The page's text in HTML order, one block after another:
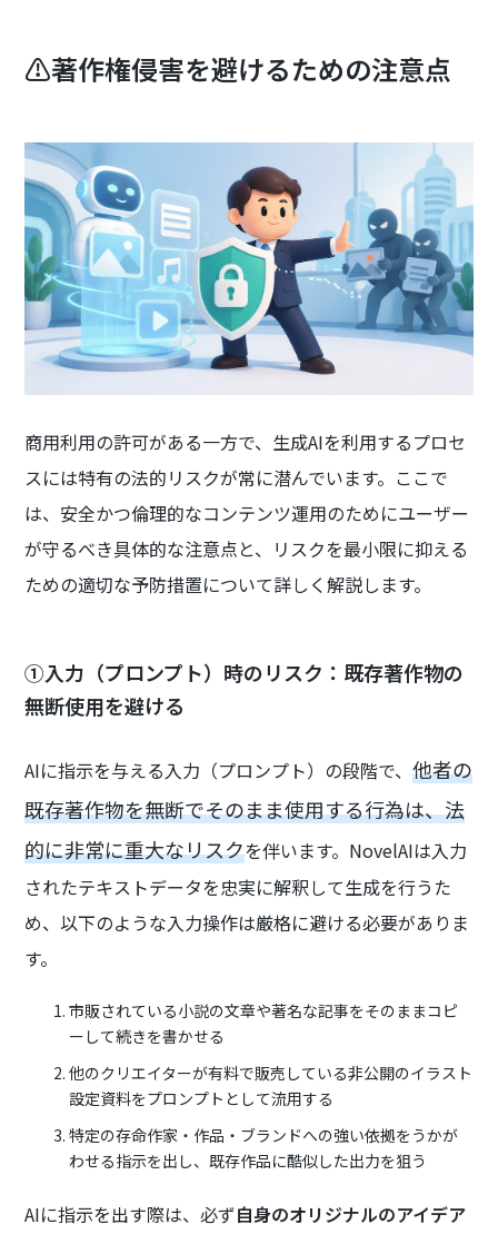
⚠️著作権侵害を避けるための注意点
商用利用の許可がある一方で、生成AIを利用するプロセ
スには特有の法的リスクが常に潜んでいます。ここで
は、安全かつ倫理的なコンテンツ運用のためにユーザー
が守るべき具体的な注意点と、リスクを最小限に抑える
ための適切な予防措置について詳しく解説します。
①入力（プロンプト）時のリスク：既存著作物の
無断使用を避ける
AIに指示を与える入力（プロンプト）の段階で、他者の
既存著作物を無断でそのまま使用する行為は、法
的に非常に重大なリスクを伴います。NovelAIは入力
されたテキストデータを忠実に解釈して生成を行うた
め、以下のような入力操作は厳格に避ける必要がありま
す。
市販されている小説の文章や著名な記事をそのままコピ
ーして続きを書かせる
他のクリエイターが有料で販売している非公開のイラスト
設定資料をプロンプトとして流用する
特定の存命作家・作品・ブランドへの強い依拠をうかが
わせる指示を出し、既存作品に酷似した出力を狙う
AIに指示を出す際は、必ず自身のオリジナルのアイデア